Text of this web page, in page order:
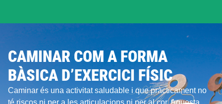
CAMINAR COM A FORMA
BÀSICA D’EXERCICI FÍSIC
Caminar és una activitat saludable i que pràcticament no
té riscos ni per a les articulacions ni per al cor. Aquesta